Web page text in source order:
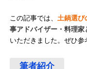
この記事では、 土鍋選び
事アドバイザー・料理
いただきました。ぜひ参